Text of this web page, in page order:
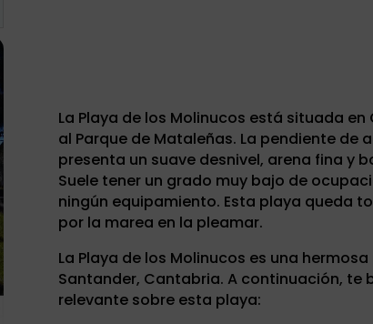
La Playa de los Molinucos está situada en
al Parque de Mataleñas. La pendiente de
presenta un suave desnivel, arena fina y
Suele tener un grado muy bajo de
ningún equipamiento. Esta playa queda
por la marea en la pleamar.
La Playa de los Molinucos es una
Santander, Cantabria. A continuación, te
relevante sobre esta playa: